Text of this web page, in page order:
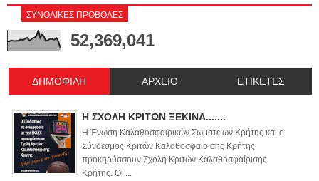
ΣΥΝΟΛΙΚΕΣ ΠΡΟΒΟΛΕΣ
52,369,041
ΔΗΜΟΦΙΛΗ ΑΡΧΕΙΟ ΕΤΙΚΕΤΕΣ
Η ΣΧΟΛΗ ΚΡΙΤΩΝ ΞΕΚΙΝΑ.......
Η Ένωση Καλαθοσφαιρικών Σωματείων Κρήτης και ο
Σύνδεσμος Κριτών Καλαθοσφαίρισης Κρήτης
προκηρύσσουν Σχολή Κριτών Καλαθοσφαίρισης
Κρήτης. Οι ...